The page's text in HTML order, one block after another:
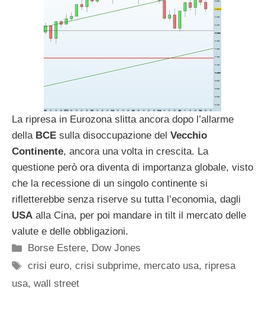
La ripresa in Eurozona slitta ancora dopo l’allarme
della BCE sulla disoccupazione del Vecchio
Continente, ancora una volta in crescita. La
questione però ora diventa di importanza globale, visto
che la recessione di un singolo continente si
rifletterebbe senza riserve su tutta l’economia, dagli
USA alla Cina, per poi mandare in tilt il mercato delle
valute e delle obbligazioni.
Categorie
Borse Estere, Dow Jones
Tag
crisi euro,crisi subprime, mercato usa, ripresa
usa, wall street